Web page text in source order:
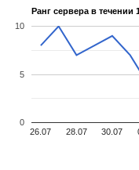
Ранг сервера в течении
26.07 28.07 30.07
0
5
10